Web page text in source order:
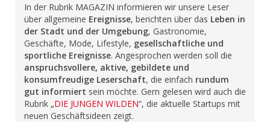
In der Rubrik MAGAZIN informieren wir unsere Leser
über allgemeine Ereignisse, berichten über das Leben in
der Stadt und der Umgebung, Gastronomie,
Geschäfte, Mode, Lifestyle, gesellschaftliche und
sportliche Ereignisse. Angesprochen werden soll die
anspruchsvollere, aktive, gebildete und
konsumfreudige Leserschaft, die einfach rundum
gut informiert sein möchte. Gern gelesen wird auch die
Rubrik „DIE JUNGEN WILDEN“, die aktuelle Startups mit
neuen Geschäftsideen zeigt.